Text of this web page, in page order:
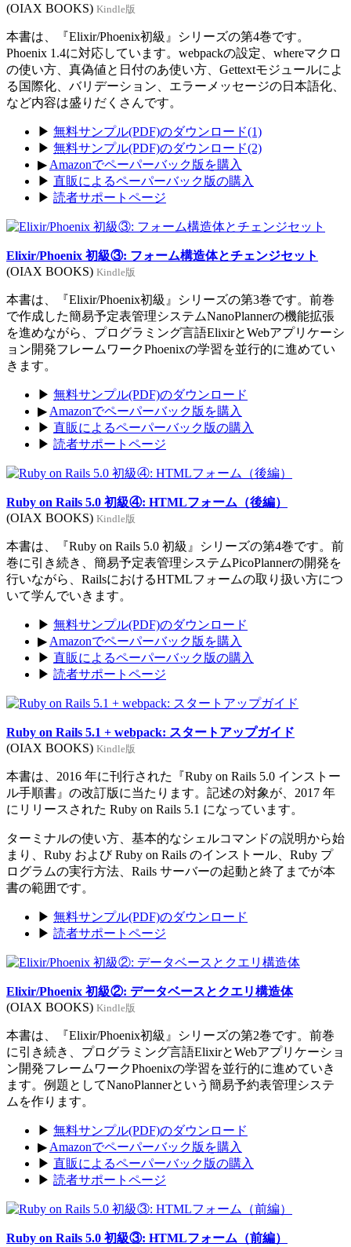
(OIAX BOOKS) Kindle版
本書は、『Elixir/Phoenix初級』シリーズの第4巻です。
Phoenix 1.4に対応しています。webpackの設定、whereマクロ
の使い方、真偽値と日付のあ使い方、Gettextモジュールによ
る国際化、バリデーション、エラーメッセージの日本語化、
など内容は盛りだくさんです。
▶ 無料サンプル(PDF)のダウンロード(1)
▶ 無料サンプル(PDF)のダウンロード(2)
▶ Amazonでペーパーバック版を購入
▶ 直販によるペーパーバック版の購入
▶ 読者サポートページ
Elixir/Phoenix 初級③: フォーム構造体とチェンジセット
(OIAX BOOKS) Kindle版
本書は、『Elixir/Phoenix初級』シリーズの第3巻です。前巻
で作成した簡易予定表管理システムNanoPlannerの機能拡張
を進めながら、プログラミング言語ElixirとWebアプリケーシ
ョン開発フレームワークPhoenixの学習を並行的に進めてい
きます。
▶ 無料サンプル(PDF)のダウンロード
▶ Amazonでペーパーバック版を購入
▶ 直販によるペーパーバック版の購入
▶ 読者サポートページ
Ruby on Rails 5.0 初級④: HTMLフォーム（後編）
(OIAX BOOKS) Kindle版
本書は、『Ruby on Rails 5.0 初級』シリーズの第4巻です。前
巻に引き続き、簡易予定表管理システムPicoPlannerの開発を
行いながら、RailsにおけるHTMLフォームの取り扱い方につ
いて学んでいきます。
▶ 無料サンプル(PDF)のダウンロード
▶ Amazonでペーパーバック版を購入
▶ 直販によるペーパーバック版の購入
▶ 読者サポートページ
Ruby on Rails 5.1 + webpack: スタートアップガイド
(OIAX BOOKS) Kindle版
本書は、2016 年に刊行された『Ruby on Rails 5.0 インストー
ル手順書』の改訂版に当たります。記述の対象が、2017 年
にリリースされた Ruby on Rails 5.1 になっています。
ターミナルの使い方、基本的なシェルコマンドの説明から始
まり、Ruby および Ruby on Rails のインストール、Ruby プ
ログラムの実行方法、Rails サーバーの起動と終了までが本
書の範囲です。
▶ 無料サンプル(PDF)のダウンロード
▶ 読者サポートページ
Elixir/Phoenix 初級②: データベースとクエリ構造体
(OIAX BOOKS) Kindle版
本書は、『Elixir/Phoenix初級』シリーズの第2巻です。前巻
に引き続き、プログラミング言語ElixirとWebアプリケーショ
ン開発フレームワークPhoenixの学習を並行的に進めていき
ます。例題としてNanoPlannerという簡易予約表管理システ
ムを作ります。
▶ 無料サンプル(PDF)のダウンロード
▶ Amazonでペーパーバック版を購入
▶ 直販によるペーパーバック版の購入
▶ 読者サポートページ
Ruby on Rails 5.0 初級③: HTMLフォーム（前編）